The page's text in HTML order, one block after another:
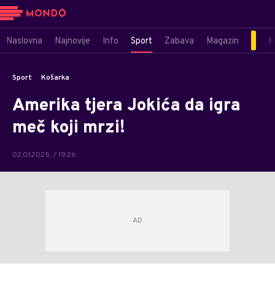
Naslovna Najnovije Info Sport Zabava Magazin
Sport Košarka
Amerika tjera Jokića da igra
meč koji mrzi!
02.01.2025. / 19:26